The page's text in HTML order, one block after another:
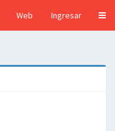
Web Ingresar